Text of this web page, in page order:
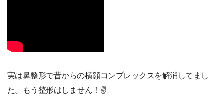
実は鼻整形で昔からの横顔コンプレックスを解消してまし
た。もう整形はしません！✌️